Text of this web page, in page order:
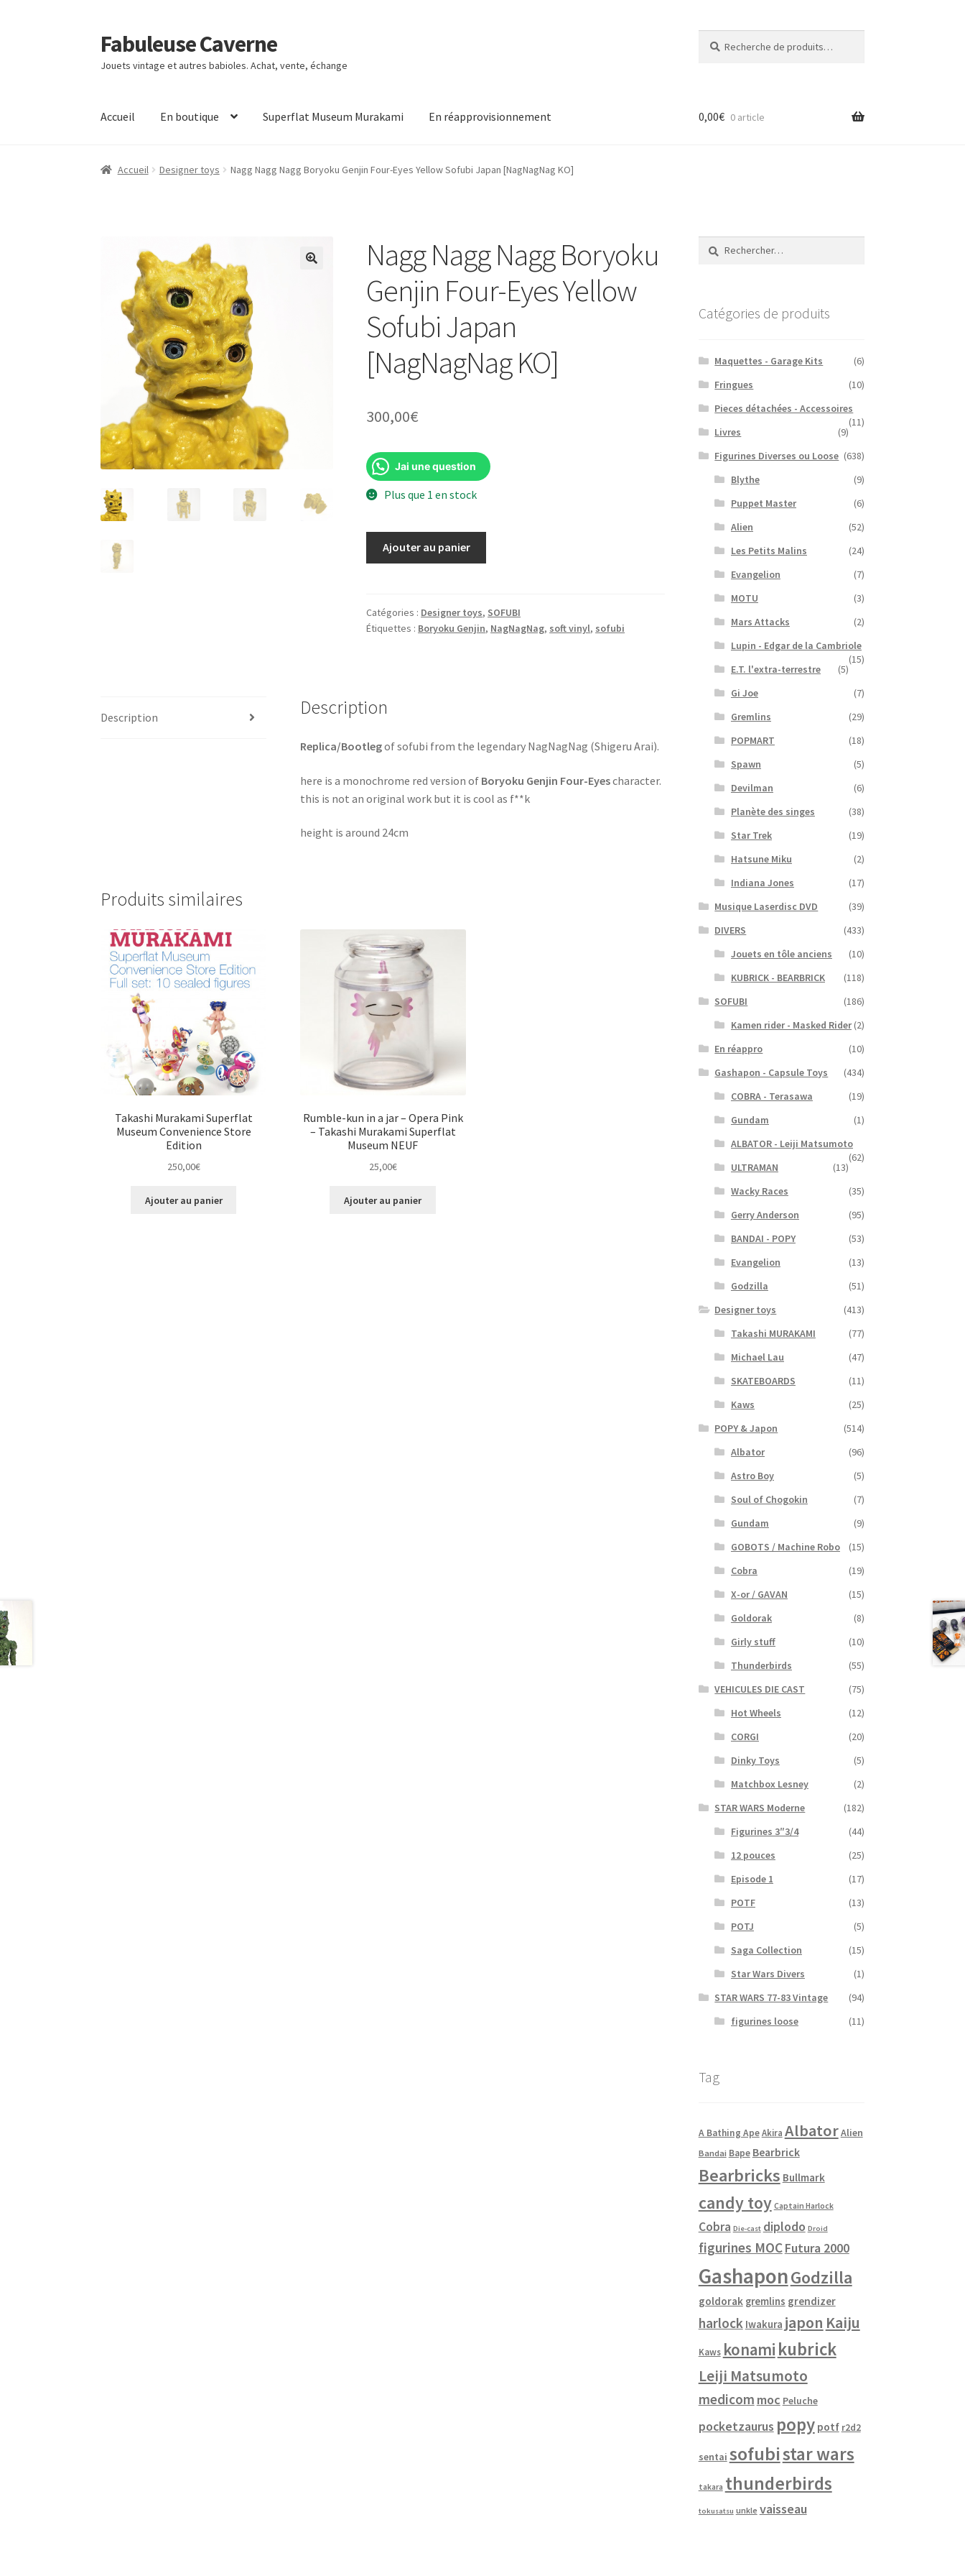
Aller
à
la
Aller
au
contenu
Fabuleuse Caverne
Jouets vintage et autres babioles. Achat, vente, échange
pour :
Accueil En boutique Superflat Museum Murakami En réapprovisionnement 0,00€ 0 article
Accueil Designer toys Nagg Nagg Nagg Boryoku Genjin Four-Eyes Yellow Sofubi Japan [NagNagNag KO]
Nagg Nagg Nagg Boryoku
Genjin Four-Eyes Yellow
Sofubi Japan
[NagNagNag KO]
300,00€
Jai une question
Plus que 1 en stock
Nagg
Boryoku
Yellow
[NagNagNag
Ajouter au panier
Catégories : Designer toys, SOFUBI
Étiquettes : Boryoku Genjin, NagNagNag, soft vinyl, sofubi
Description Description
Replica/Bootlegof sofubi from the legendary NagNagNag (Shigeru Arai).
here is a monochrome red version ofBoryoku Genjin Four-Eyescharacter.
this is not an original work but it is cool as f**k
height is around 24cm
Produits similaires
Takashi Murakami Superflat
Museum Convenience Store
Edition
250,00€
Ajouter au panier
Rumble-kun in a jar – Opera Pink
– Takashi Murakami Superflat
Museum NEUF
25,00€
Ajouter au panier
Rechercher :
Catégories de produits
Maquettes - Garage Kits
(6)
Fringues
(10)
Pieces détachées - Accessoires
(11)
Livres
(9)
Figurines Diverses ou Loose (638)
Blythe
(9)
Puppet Master
(6)
Alien
(52)
Les Petits Malins
(24)
Evangelion
(7)
MOTU
(3)
Mars Attacks
(2)
Lupin - Edgar de la Cambriole
(15)
E.T. l'extra-terrestre
(5)
Gi Joe
(7)
Gremlins
(29)
POPMART
(18)
Spawn
(5)
Devilman
(6)
Planète des singes
(38)
Star Trek
(19)
Hatsune Miku
(2)
Indiana Jones
(17)
Musique Laserdisc DVD
(39)
DIVERS
(433)
Jouets en tôle anciens
(10)
KUBRICK - BEARBRICK
(118)
SOFUBI
(186)
Kamen rider - Masked Rider (2)
En réappro
(10)
Gashapon - Capsule Toys
(434)
COBRA - Terasawa
(19)
Gundam
(1)
ALBATOR - Leiji Matsumoto
(62)
ULTRAMAN
(13)
Wacky Races
(35)
Gerry Anderson
(95)
BANDAI - POPY
(53)
Evangelion
(13)
Godzilla
(51)
Designer toys
(413)
Takashi MURAKAMI
(77)
Michael Lau
(47)
SKATEBOARDS
(11)
Kaws
(25)
POPY & Japon
(514)
Albator
(96)
Astro Boy
(5)
Soul of Chogokin
(7)
Gundam
(9)
GOBOTS / Machine Robo
(15)
Cobra
(19)
X-or / GAVAN
(15)
Goldorak
(8)
Girly stuff
(10)
Thunderbirds
(55)
VEHICULES DIE CAST
(75)
Hot Wheels
(12)
CORGI
(20)
Dinky Toys
(5)
Matchbox Lesney
(2)
STAR WARS Moderne
(182)
Figurines 3″3/4
(44)
12 pouces
(25)
Episode 1
(17)
POTF
(13)
POTJ
(5)
Saga Collection
(15)
Star Wars Divers
(1)
STAR WARS 77-83 Vintage
(94)
figurines loose
(11)
Tag
A Bathing Ape Akira AlbatorAlien
Bandai Bape Bearbrick
Bearbricks Bullmark
candy toy Captain Harlock
Cobra Die-cast diplodo Droid
figurines MOCFutura 2000
GashaponGodzilla
goldorak gremlins grendizer
harlock Iwakura japon Kaiju
Kaws konami kubrick
Leiji Matsumoto
medicom moc Peluche
pocketzaurus popy potf r2d2
sentai sofubistar wars
takara thunderbirds
tokusatsu unkle vaisseau